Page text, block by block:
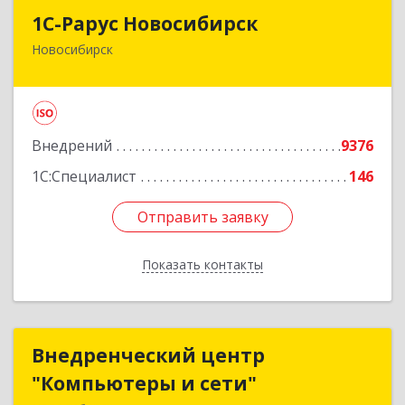
1С-Рарус Новосибирск
Новосибирск
Внедрений
9376
1С:Специалист
146
Отправить заявку
Показать контакты
1С-Рарус Новосибирск
630015, Новосибирская обл, Новосибирск г,
Подробнее
Отправить заявку
Назад
Внедренческий центр
"Компьютеры и сети"
Внедренческий центр
"Компьютеры и сети"